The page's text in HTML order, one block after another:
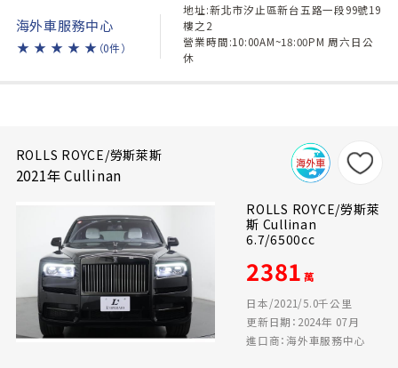
海外車服務中心
★ ★ ★ ★ ★ （0件）
地址:新北市汐止區新台五路一段99號19
樓之2
營業時間:10:00AM~18:00PM 周六日公
休
ROLLS ROYCE/勞斯萊斯
2021年 Cullinan
ROLLS ROYCE/勞斯萊
斯 Cullinan
6.7/6500cc
2381 萬
日本/2021/5.0千公里
更新日期：2024年 07月
進口商：海外車服務中心